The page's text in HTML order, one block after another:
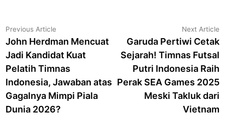
Navigasi
pos
Previous Article
article:
John Herdman Mencuat
Jadi Kandidat Kuat
Pelatih Timnas
Indonesia, Jawaban atas
Gagalnya Mimpi Piala
Dunia 2026?
Next Article
Garuda Pertiwi Cetak
Sejarah! Timnas Futsal
Putri Indonesia Raih
Perak SEA Games 2025
Meski Takluk dari
Vietnam